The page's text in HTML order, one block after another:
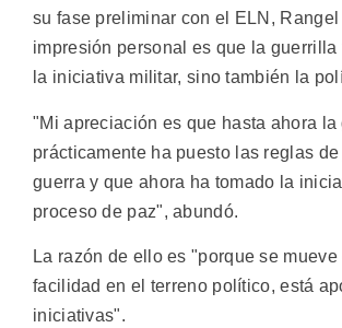
su fase preliminar con el ELN,
impresión personal es que la guerrilla
la iniciativa militar, sino también la
"Mi apreciación es que hasta ahora la
prácticamente ha puesto las reglas
guerra y que ahora ha tomado la
proceso de paz", abundó.
La razón de ello es "porque se mueve
facilidad en el terreno político, está
iniciativas".